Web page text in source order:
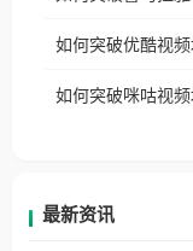
权限
制问
户
如何突破优酷视
如何突破咪咕视
最新资讯